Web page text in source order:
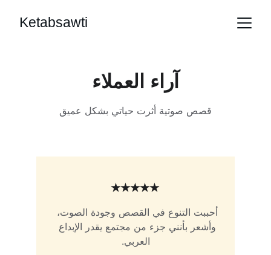
Ketabsawti
آراء العملاء
قصص صوتية أثرت حياتي بشكل عميق
أحببت التنوع في القصص وجودة الصوت،
وأشعر بأنني جزء من مجتمع يقدر الإبداع
العربي.
★★★★★